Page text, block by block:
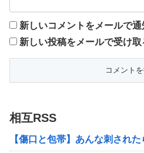
新しいコメントをメールで通
新しい投稿をメールで受け取
相互RSS
【傷口と包帯】あんな刺され